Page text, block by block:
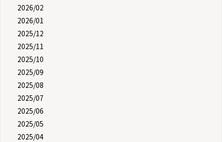
2026/02
2026/01
2025/12
2025/11
2025/10
2025/09
2025/08
2025/07
2025/06
2025/05
2025/04